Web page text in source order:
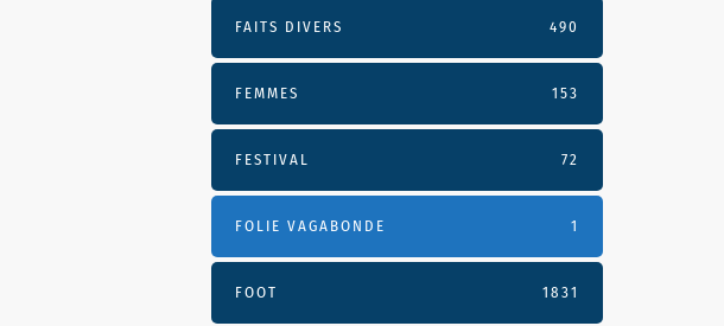
FAITS DIVERS 490
FEMMES 153
FESTIVAL 72
FOLIE VAGABONDE 1
FOOT 1831